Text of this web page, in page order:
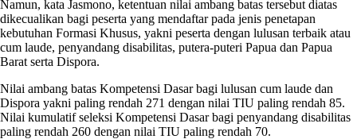
Namun, kata Jasmono, ketentuan nilai ambang batas tersebut diatas
dikecualikan bagi peserta yang mendaftar pada jenis penetapan
kebutuhan Formasi Khusus, yakni peserta dengan lulusan terbaik atau
cum laude, penyandang disabilitas, putera-puteri Papua dan Papua
Barat serta Dispora.
Nilai ambang batas Kompetensi Dasar bagi lulusan cum laude dan
Dispora yakni paling rendah 271 dengan nilai TIU paling rendah 85.
Nilai kumulatif seleksi Kompetensi Dasar bagi penyandang disabilitas
paling rendah 260 dengan nilai TIU paling rendah 70.